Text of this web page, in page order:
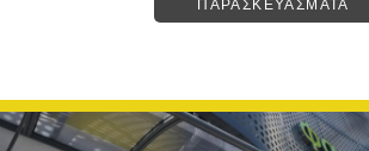
ΠΑΡΑΣΚΕΥΑΣΜΑΤΑ